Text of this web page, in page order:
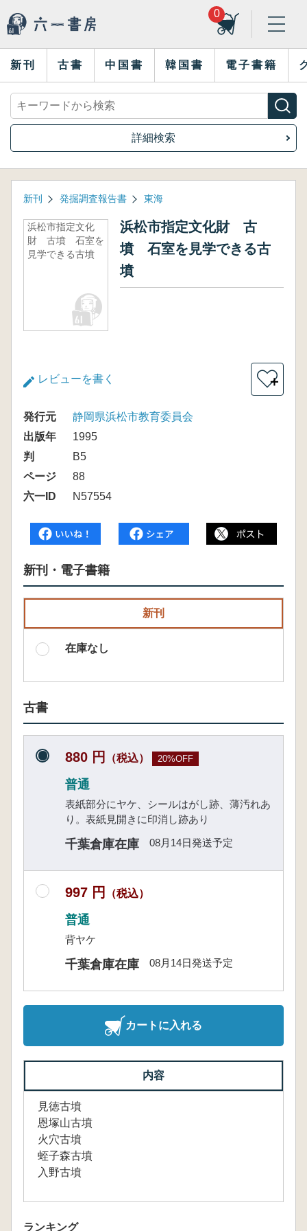
0
新刊 古書 中国書 韓国書 電子書籍
詳細検索
新刊 発掘調査報告書 東海
浜松市指定文化
財 古墳 石室を
見学できる古墳
浜松市指定文化財 古
墳 石室を見学できる古
墳
レビューを書く ＋
発行元
静岡県浜松市教育委員会
出版年
1995
判
B5
ページ
88
六一ID
N57554
新刊・電子書籍
新刊
在庫なし
古書
880 円 （税込） 20%OFF
普通
表紙部分にヤケ、シールはがし跡、薄汚れあ
り。表紙見開きに印消し跡あり
千葉倉庫在庫 08月14日発送予定
997 円 （税込）
普通
背ヤケ
千葉倉庫在庫 08月14日発送予定
カートに入れる
内容
見徳古墳
恩塚山古墳
火穴古墳
蛭子森古墳
入野古墳
ランキング